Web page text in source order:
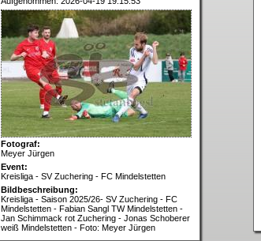
Fotograf:
Meyer Jürgen
Event:
Kreisliga - SV Zuchering - FC Mindelstetten
Bildbeschreibung:
Kreisliga - Saison 2025/26- SV Zuchering - FC
Mindelstetten - Fabian Sangl TW Mindelstetten -
Jan Schimmack rot Zuchering - Jonas Schoberer
weiß Mindelstetten - Foto: Meyer Jürgen